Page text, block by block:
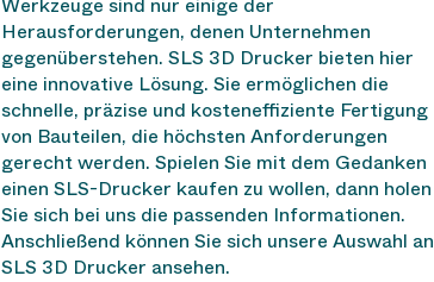
Herausforderungen, denen Unternehmen
gegenüberstehen. SLS 3D Drucker bieten hier
eine innovative Lösung. Sie ermöglichen die
schnelle, präzise und kosteneffiziente Fertigung
von Bauteilen, die höchsten Anforderungen
gerecht werden. Spielen Sie mit dem Gedanken
einen SLS-Drucker kaufen zu wollen, dann holen
Sie sich bei uns die passenden Informationen.
Anschließend können Sie sich unsere Auswahl an
SLS 3D Drucker ansehen.